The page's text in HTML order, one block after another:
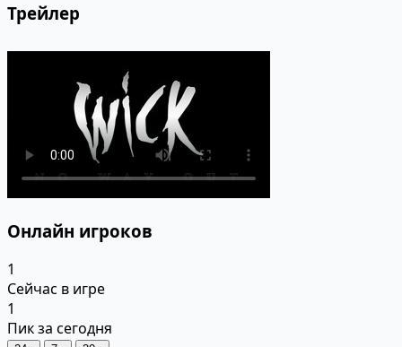
Трейлер
Онлайн игроков
1
Сейчас в игре
1
Пик за сегодня